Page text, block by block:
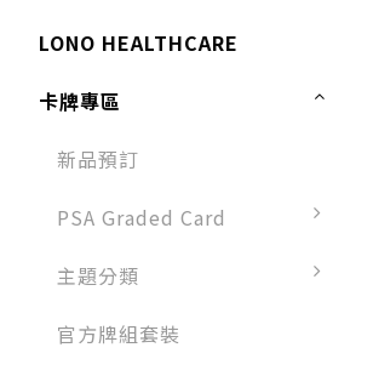
LONO HEALTHCARE
卡牌專區
新品預訂
PSA Graded Card
主題分類
官方牌組套裝